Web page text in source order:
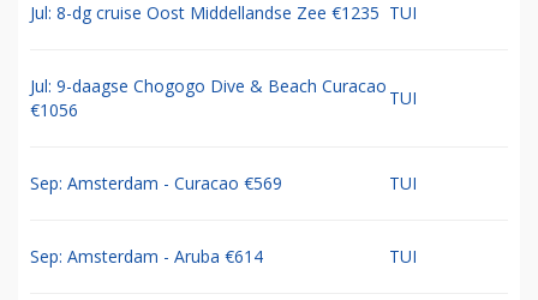
Jul: 8-dg cruise Oost Middellandse Zee €1235 TUI
Jul: 9-daagse Chogogo Dive & Beach Curacao
€1056
TUI
Sep: Amsterdam - Curacao €569 TUI
Sep: Amsterdam - Aruba €614 TUI